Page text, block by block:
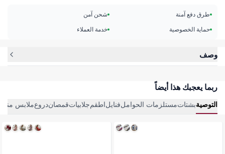
طرق دفع آمنة
شحن آمن
حماية الخصوصية
خدمة العملاء
وصف
ربما يعجبك هذا أيضاً
التوصيةبشتاتمستلزمات الحواملفنايلاطقمجلابياتقمصاندروعملابس